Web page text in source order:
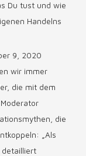
Du tust und wie
Handelns
9, 2020
wir immer
die mit dem
die
„Als
detailliert